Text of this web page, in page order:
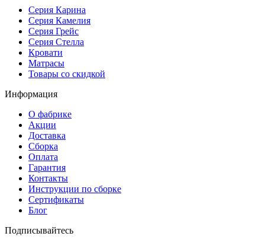
Серия Карина
Серия Камелия
Серия Грейс
Серия Стелла
Кровати
Матрасы
Товары со скидкой
Информация
О фабрике
Акции
Доставка
Сборка
Оплата
Гарантия
Контакты
Инструкции по сборке
Сертификаты
Блог
Подписывайтесь